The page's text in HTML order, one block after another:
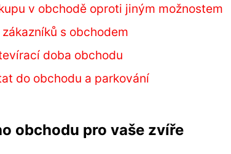
v obchodě oproti jiným možnostem
s obchodem
doba obchodu
do obchodu a parkování
obchodu pro vaše zvíře